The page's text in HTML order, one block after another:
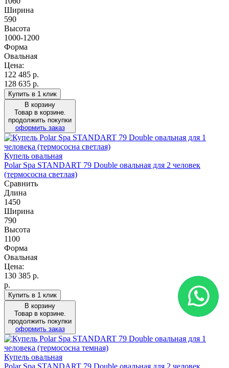
Ширина
590
Высота
1000-1200
Форма
Овальная
Цена:
122 485 р.
128 635 р.
Купить в 1 клик
В корзину
Товар в корзине.
продолжить покупки
оформить заказ
Купель овальная
Polar Spa STANDART 79 Double овальная для 2 человек
(термососна светлая)
Сравнить
Длина
1450
Ширина
790
Высота
1100
Форма
Овальная
Цена:
130 385 р.
р.
Купить в 1 клик
В корзину
Товар в корзине.
продолжить покупки
оформить заказ
Купель овальная
Polar Spa STANDART 79 Double овальная для 2 человек